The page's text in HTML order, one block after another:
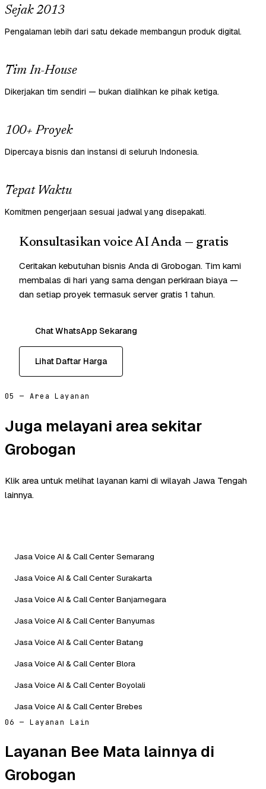
Sejak 2013
Pengalaman lebih dari satu dekade membangun produk digital.
Tim In-House
Dikerjakan tim sendiri — bukan dialihkan ke pihak ketiga.
100+ Proyek
Dipercaya bisnis dan instansi di seluruh Indonesia.
Tepat Waktu
Komitmen pengerjaan sesuai jadwal yang disepakati.
Konsultasikan voice AI Anda — gratis
Ceritakan kebutuhan bisnis Anda di Grobogan. Tim kami
membalas di hari yang sama dengan perkiraan biaya —
dan setiap proyek termasuk server gratis 1 tahun.
Chat WhatsApp Sekarang
Lihat Daftar Harga
05 — Area Layanan
Juga melayani area sekitar
Grobogan
Klik area untuk melihat layanan kami di wilayah Jawa Tengah
lainnya.
Jasa Voice AI & Call Center Semarang
Jasa Voice AI & Call Center Surakarta
Jasa Voice AI & Call Center Banjarnegara
Jasa Voice AI & Call Center Banyumas
Jasa Voice AI & Call Center Batang
Jasa Voice AI & Call Center Blora
Jasa Voice AI & Call Center Boyolali
Jasa Voice AI & Call Center Brebes
06 — Layanan Lain
Layanan Bee Mata lainnya di
Grobogan